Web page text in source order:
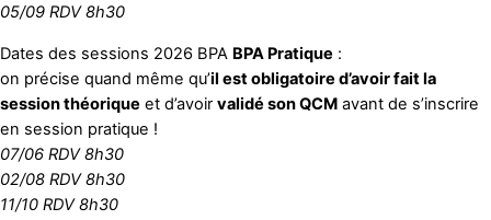
05/09 RDV 8h30
Dates des sessions 2026 BPA BPA Pratique :
on précise quand même qu’il est obligatoire d’avoir fait la
session théorique et d’avoir validé son QCM avant de s’inscrire
en session pratique !
07/06 RDV 8h30
02/08 RDV 8h30
11/10 RDV 8h30